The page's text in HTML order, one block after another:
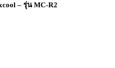
– รุ่น MC-R2